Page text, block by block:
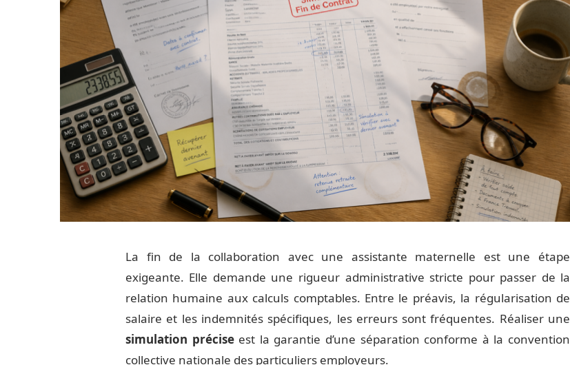
La fin de la collaboration avec une assistante maternelle est une étape
exigeante. Elle demande une rigueur administrative stricte pour passer de la
relation humaine aux calculs comptables. Entre le préavis, la régularisation de
salaire et les indemnités spécifiques, les erreurs sont fréquentes. Réaliser une
simulation préciseest la garantie d’une séparation conforme à la convention
collective nationale des particuliers employeurs.